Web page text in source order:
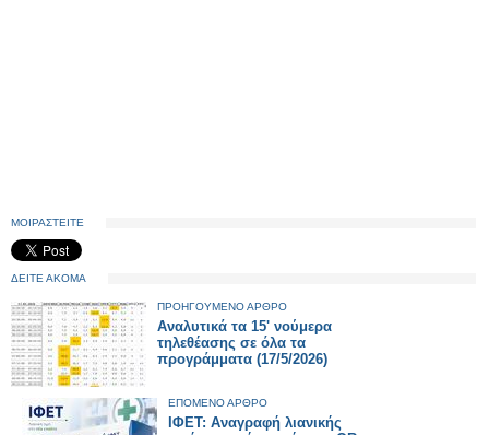
ΜΟΙΡΑΣΤΕΙΤΕ
ΔΕΙΤΕ ΑΚΟΜΑ
ΠΡΟΗΓΟΥΜΕΝΟ ΑΡΘΡΟ
Αναλυτικά τα 15' νούμερα
τηλεθέασης σε όλα τα
προγράμματα (17/5/2026)
ΕΠΟΜΕΝΟ ΑΡΘΡΟ
ΙΦΕΤ: Αναγραφή λιανικής